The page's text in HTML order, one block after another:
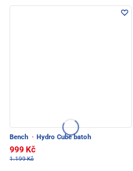
Bench · Hydro Cube batoh
999 Kč
1.199 Kč